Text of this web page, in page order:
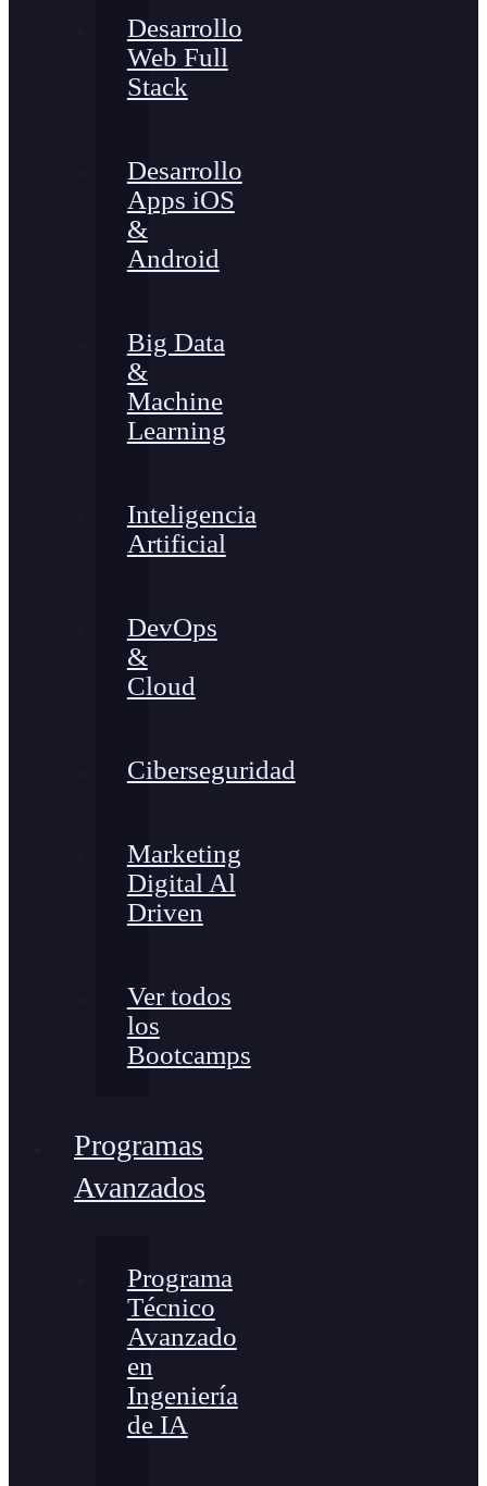
Desarrollo
Web Full
Stack
Desarrollo
Apps iOS
&
Android
Big Data
&
Machine
Learning
Inteligencia
Artificial
DevOps
&
Cloud
Ciberseguridad
Marketing
Digital Al
Driven
Ver todos
los
Bootcamps
Programas
Avanzados
Programa
Técnico
Avanzado
en
Ingeniería
de IA